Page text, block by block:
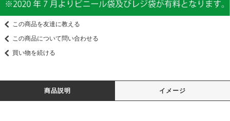
この商品を友達に教える
この商品について問い合わせる
買い物を続ける
商品説明 イメージ